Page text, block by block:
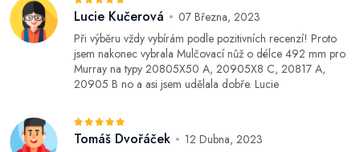
Lucie Kučerová
07 Března, 2023
Při výběru vždy vybírám podle pozitivních recenzí! Proto
jsem nakonec vybrala Mulčovací nůž o délce 492 mm pro
Murray na typy 20805X50 A, 20905X8 C, 20817 A,
20905 B no a asi jsem udělala dobře. Lucie
Tomáš Dvořáček
12 Dubna, 2023